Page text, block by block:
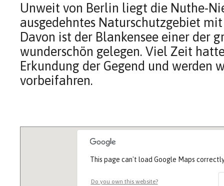
Unweit von Berlin liegt die Nuthe-
ausgedehntes Naturschutzgebiet mit
Davon ist der Blankensee einer der
wunderschön gelegen. Viel Zeit
Erkundung der Gegend und werden
vorbeifahren.
This page can't load Google Maps
Do you own this website?